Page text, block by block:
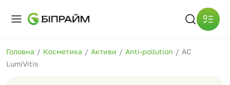
Головна / Косметика / Активи / Anti-pollution / AC
LumiVitis